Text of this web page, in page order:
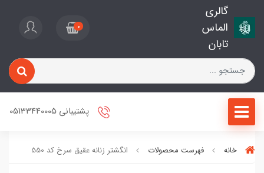
گالری
الماس
تابان
0
پشتیبانی 05133440005
خانه فهرست محصولات انگشتر زنانه عقیق سرخ کد 550